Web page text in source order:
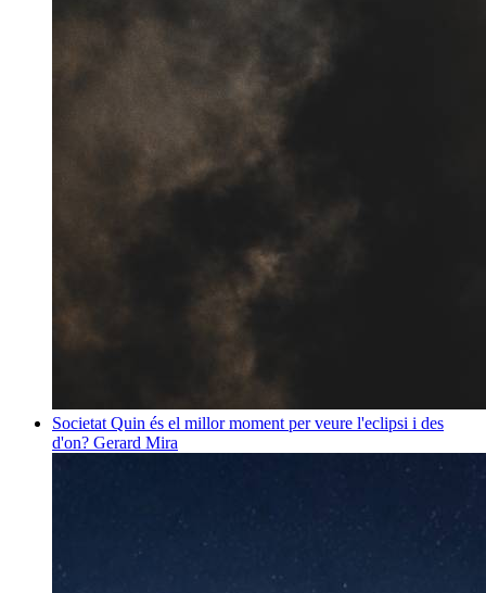
Societat Quin és el millor moment per veure l'eclipsi i des
d'on? Gerard Mira